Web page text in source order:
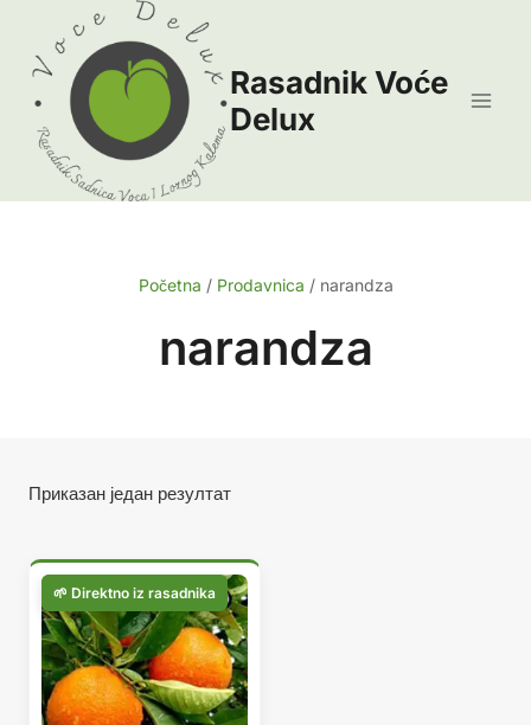
content
Rasadnik Voće
Delux
Početna / Prodavnica / narandza
narandza
Приказан један резултат